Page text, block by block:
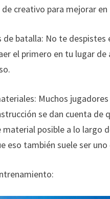
de creativo para mejorar
de batalla: No te
el primero en tu lugar
Muchos
se dan cuenta
posible a lo largo
eso también suele ser